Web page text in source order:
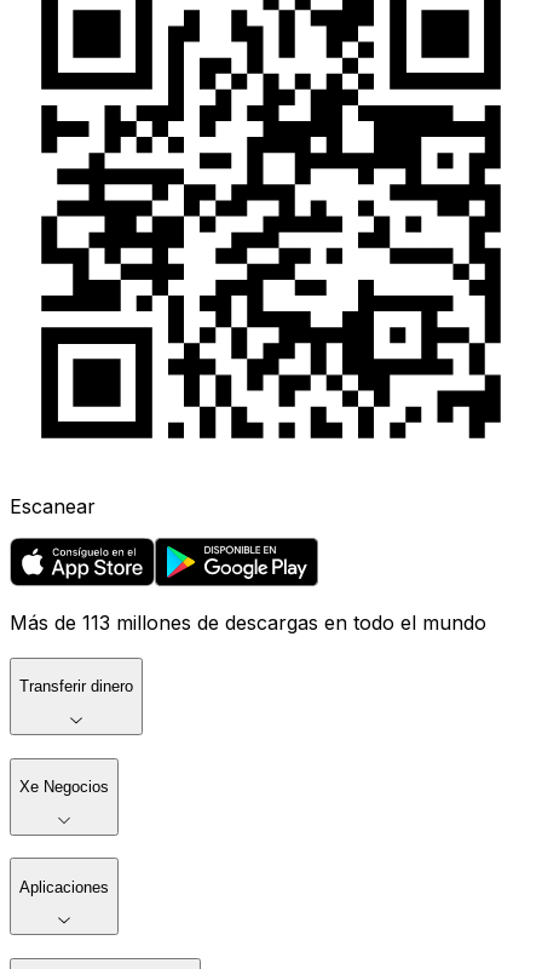
Escanear
Más de 113 millones de descargas en todo el mundo
Transferir dinero
Xe Negocios
Aplicaciones